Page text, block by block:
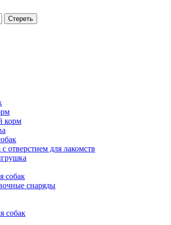
Стереть
корм
отверстием для лакомств
собак
снаряды
собак